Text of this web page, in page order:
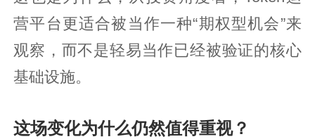
营平台更适合被当作一种“期权型机会”来
观察，而不是轻易当作已经被验证的核心
基础设施。
这场变化为什么仍然值得重视？